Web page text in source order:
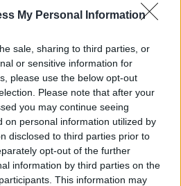
My Personal Information
sale, sharing to third parties, or
or sensitive information for
please use the below opt-out
Please note that after your
you may continue seeing
on personal information utilized by
disclosed to third parties prior to
opt-out of the further
information by third parties on the
This information may
τις ωραιότερες της
και θαλασσινά… with a
γεμιστό με φέτα,
χταπόδι πικάντικο με
θα δοκιμάσεις στην
, στην Ελιά